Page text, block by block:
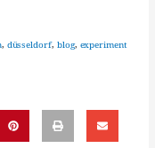
, düsseldorf, blog, experiment